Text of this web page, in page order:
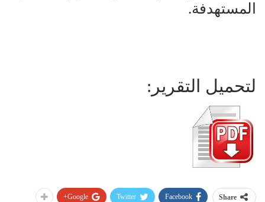
المستهدفة.
لتحميل التقرير:
Share
Facebook
Twitter
Google+